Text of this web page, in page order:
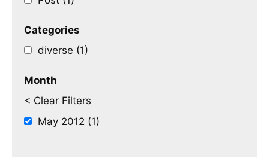
Categories
diverse (1)
Month
< Clear Filters
May 2012 (1)